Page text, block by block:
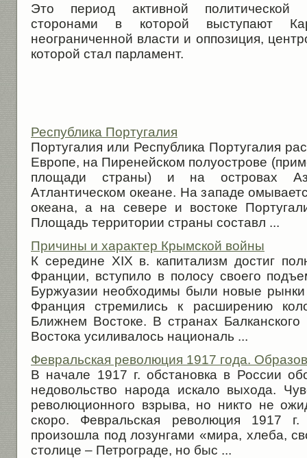
Это период активной политической
сторонами в которой выступают
неограниченной власти и оппозиция,
которой стал парламент.
Республика Португалия
Португалия или Республика Португалия
Европе, на Пиренейском полуострове
площади страны) и на островах
Атлантическом океане. На западе
океана, а на севере и востоке
Площадь территории страны составл ...
Причины и характер Крымской войны
К середине XIX в. капитализм достиг
Франции, вступило в полосу своего
Буржуазии необходимы были новые
Франция стремились к расширению
Ближнем Востоке. В странах Балканского
Востока усиливалось националь ...
Февральская революция 1917 года.
В начале 1917 г. обстановка в России
недовольство народа искало выхода.
революционного взрыва, но никто не
скоро. Февральская революция 1917
произошла под лозунгами «мира, хлеба,
столице – Петрограде, но быс ...